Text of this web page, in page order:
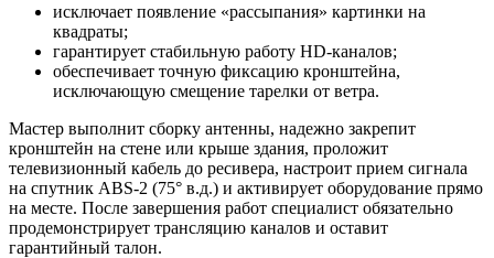
исключает появление «рассыпания» картинки на
квадраты;
гарантирует стабильную работу HD-каналов;
обеспечивает точную фиксацию кронштейна,
исключающую смещение тарелки от ветра.
Мастер выполнит сборку антенны, надежно закрепит
кронштейн на стене или крыше здания, проложит
телевизионный кабель до ресивера, настроит прием сигнала
на спутник ABS-2 (75° в.д.) и активирует оборудование прямо
на месте. После завершения работ специалист обязательно
продемонстрирует трансляцию каналов и оставит
гарантийный талон.